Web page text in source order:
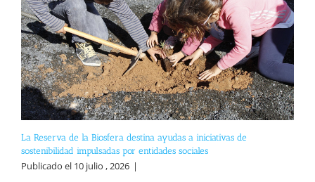
La Reserva de la Biosfera destina ayudas a iniciativas de
sostenibilidad impulsadas por entidades sociales
Publicado el 10 julio , 2026 |